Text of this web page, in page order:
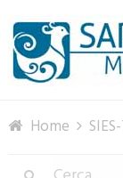
Home